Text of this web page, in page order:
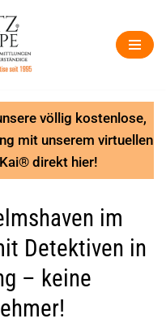
völlig kostenlose,
mit unserem virtuellen
direkt hier!
im
Detektiven in
– keine